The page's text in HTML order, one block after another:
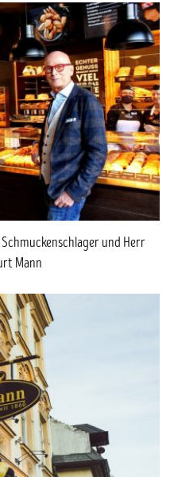
und Herr
Mann